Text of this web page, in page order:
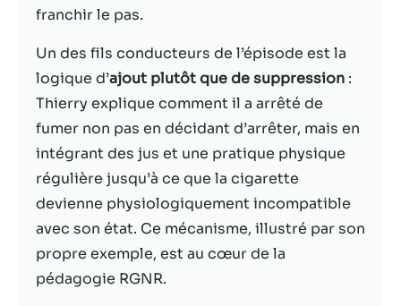
franchir le pas.
Un des fils conducteurs de l’épisode est la
logique d’ajout plutôt que de suppression :
Thierry explique comment il a arrêté de
fumer non pas en décidant d’arrêter, mais en
intégrant des jus et une pratique physique
régulière jusqu’à ce que la cigarette
devienne physiologiquement incompatible
avec son état. Ce mécanisme, illustré par son
propre exemple, est au cœur de la
pédagogie RGNR.
Statistiques
Afin que nous
puissions
améliorer la
fonctionnalité
du site Web,
en fonction
de la façon
dont le site
Web est
utilisé.